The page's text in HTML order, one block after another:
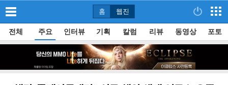
홈 웹진
전체 주요 인터뷰 기획 칼럼 리뷰 동영상 포토